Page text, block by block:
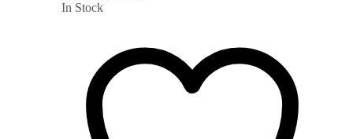
In Stock